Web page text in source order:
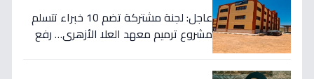
عاجل: لجنة مشتركة تضم 10 خبراء تتسلم
مشروع ترميم معهد العلا الأزهري… رفع